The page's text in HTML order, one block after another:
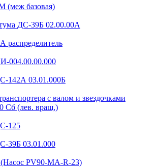
(меж базовая)
ДС-39Б 02.00.00А
распределитель
004.00.00.000
142А 03.01.000Б
с валом и звездочками
Сб (лев. вращ.)
125
39Б 03.01.000
PV90-MA-R-23)